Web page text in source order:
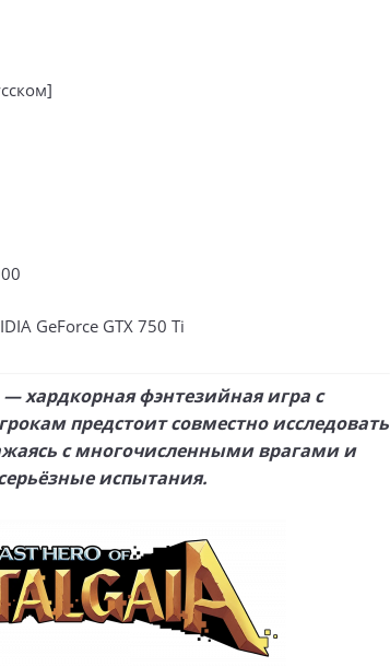
GeForce GTX 750 Ti
хардкорная фэнтезийная игра с
предстоит совместно исследовать
с многочисленными врагами и
испытания.